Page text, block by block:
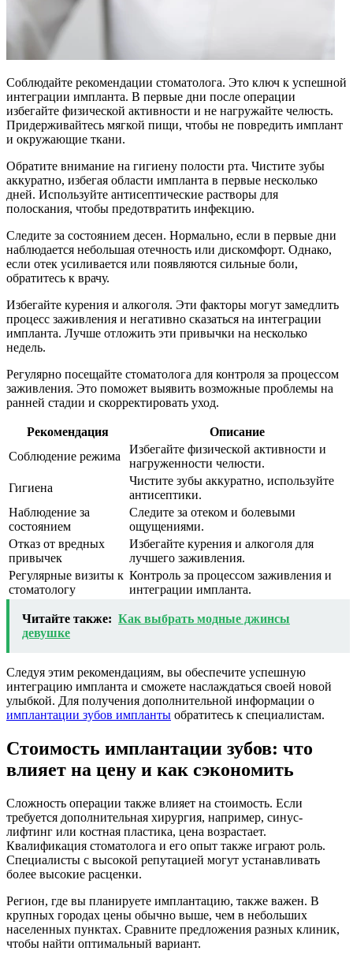
Соблюдайте рекомендации стоматолога. Это ключ к успешной
интеграции импланта. В первые дни после операции
избегайте физической активности и не нагружайте челюсть.
Придерживайтесь мягкой пищи, чтобы не повредить имплант
и окружающие ткани.
Обратите внимание на гигиену полости рта. Чистите зубы
аккуратно, избегая области импланта в первые несколько
дней. Используйте антисептические растворы для
полоскания, чтобы предотвратить инфекцию.
Следите за состоянием десен. Нормально, если в первые дни
наблюдается небольшая отечность или дискомфорт. Однако,
если отек усиливается или появляются сильные боли,
обратитесь к врачу.
Избегайте курения и алкоголя. Эти факторы могут замедлить
процесс заживления и негативно сказаться на интеграции
импланта. Лучше отложить эти привычки на несколько
недель.
Регулярно посещайте стоматолога для контроля за процессом
заживления. Это поможет выявить возможные проблемы на
ранней стадии и скорректировать уход.
Рекомендация
Описание
Соблюдение режима
Избегайте физической активности и
нагруженности челюсти.
Гигиена
Чистите зубы аккуратно, используйте
антисептики.
Наблюдение за
состоянием
Следите за отеком и болевыми
ощущениями.
Отказ от вредных
привычек
Избегайте курения и алкоголя для
лучшего заживления.
Регулярные визиты к
стоматологу
Контроль за процессом заживления и
интеграции импланта.
Читайте также: Как выбрать модные джинсы
девушке
Следуя этим рекомендациям, вы обеспечите успешную
интеграцию импланта и сможете наслаждаться своей новой
улыбкой. Для получения дополнительной информации о
имплантации зубов импланты обратитесь к специалистам.
Стоимость имплантации зубов: что
влияет на цену и как сэкономить
Сложность операции также влияет на стоимость. Если
требуется дополнительная хирургия, например, синус-
лифтинг или костная пластика, цена возрастает.
Квалификация стоматолога и его опыт также играют роль.
Специалисты с высокой репутацией могут устанавливать
более высокие расценки.
Регион, где вы планируете имплантацию, также важен. В
крупных городах цены обычно выше, чем в небольших
населенных пунктах. Сравните предложения разных клиник,
чтобы найти оптимальный вариант.